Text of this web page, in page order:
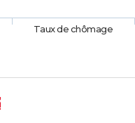
Taux de chômage